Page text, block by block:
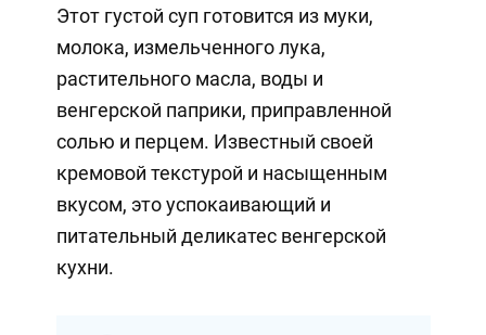
Этот густой суп готовится из муки,
молока, измельченного лука,
растительного масла, воды и
венгерской паприки, приправленной
солью и перцем. Известный своей
кремовой текстурой и насыщенным
вкусом, это успокаивающий и
питательный деликатес венгерской
кухни.